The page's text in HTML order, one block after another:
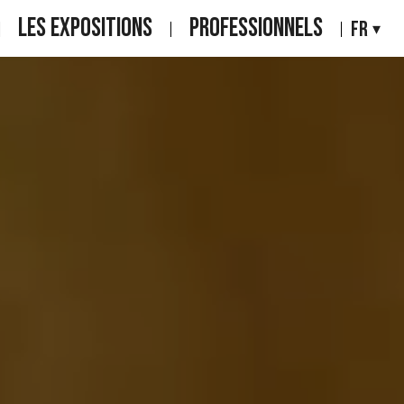
LES EXPOSITIONS PROFESSIONNELS FR